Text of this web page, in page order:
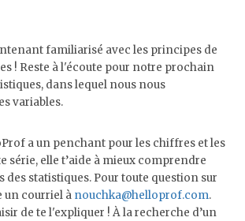
familiarisé avec les principes de
! Reste à l'écoute pour notre prochain
dans lequel nous nous
variables.
a un penchant pour les chiffres et les
série, elle t’aide à mieux comprendre
des statistiques. Pour toute question sur
un courriel à nouchka@helloprof.com.
de te l'expliquer ! À la recherche d’un